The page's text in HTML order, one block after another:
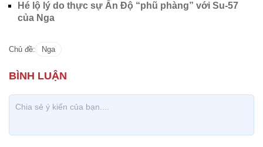
Hé lộ lý do thực sự Ấn Độ “phũ phàng” với Su-57
của Nga
Chủ đề: Nga